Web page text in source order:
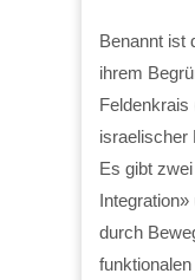
Benannt ist
ihrem
Feldenkrais
israelischer
Es gibt
durch